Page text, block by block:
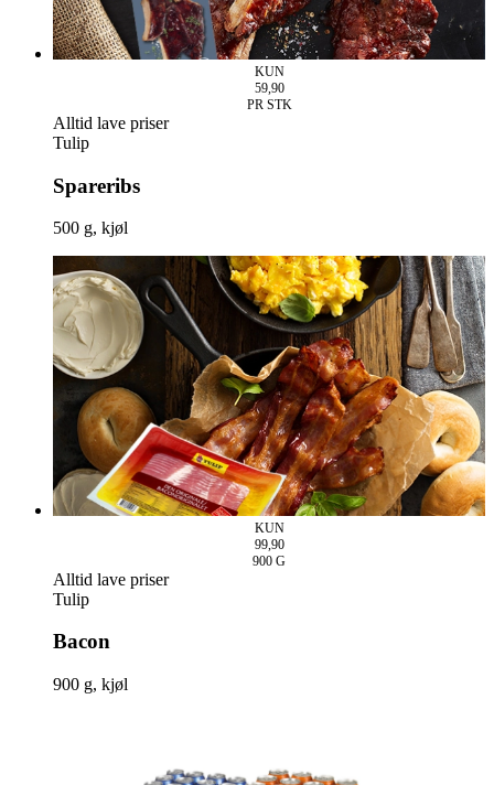
KUN
59,90
PR STK
Alltid lave priser
Tulip
Spareribs
500 g, kjøl
KUN
99,90
900 G
Alltid lave priser
Tulip
Bacon
900 g, kjøl